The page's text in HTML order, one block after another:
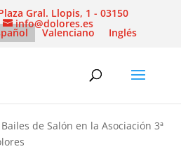
Gral. Llopis, 1 - 03150
info@dolores.es
Valenciano Inglés
Bailes de Salón en la Asociación 3ª